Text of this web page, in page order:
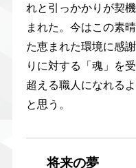
れと引っかかりが契
まれた。今はこの素
た恵まれた環境に感
りに対する「魂」を
超える職人になれる
と思う。
将来の夢